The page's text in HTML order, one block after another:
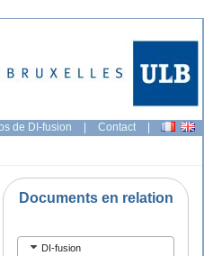
de DI-fusion | Contact |
Documents en relation
DI-fusion